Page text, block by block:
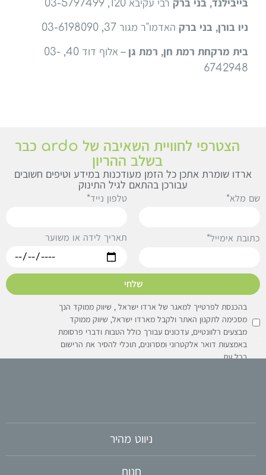
בייבילנד, בני ברקרבי עקיבא 120, 03-5797499
ניו בורן, בני ברקהאדמו"ר מגור 37, 03-6198090
בית מרקחת רמת חן, רמת גן
– אלוף דוד 40, 03-
6742948
הצטרפי לחוויית השאיבה של ardo כבר
בשלב ההריון
ארדו שומרת אתכן כל הזמן מעודכנות במידע וטיפים חשובים
עבורכן בהתאם לגיל התינוק
בהכנסת לפרטייך למאגר של ארדו ישראל , שיווק ממוקד הנך
מסכימה לתקנון האתר ולקבל מארדו ישראל, שיווק ממוקד
מבצעים רלוונטיים, עדכונים עבורך כולל הטבות ודברי פרסומת
באמצעות דואר אלקטרוני ומסרונים, תוכלי להסיר את הרישום
בכל עת
שם מלא* טלפון נייד*
כתובת אימייל* תאריך לידה או משוער
שלחי
ניווט מהיר
חנות